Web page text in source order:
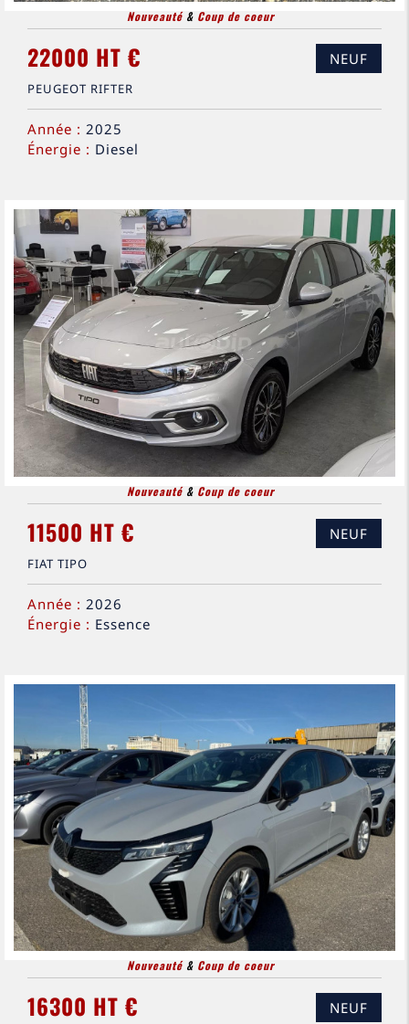
Nouveauté& Coup de coeur
22000 HT € NEUF
PEUGEOT RIFTER
Année : 2025
Énergie : Diesel
Nouveauté& Coup de coeur
11500 HT € NEUF
FIAT TIPO
Année : 2026
Énergie : Essence
Nouveauté& Coup de coeur
16300 HT € NEUF